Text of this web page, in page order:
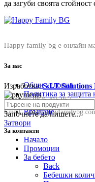
да загуби своята
Happy family bg е онлайн
За нас
Общи условия
Политика за защита
Политика за
Връщане
За контакти
Телефон:0876 415 057
Email:
Изработка:S.I.T Solutions
Започнете да пишете...
Затвори
Начало
Промоции
За бебето
Back
Бебешки